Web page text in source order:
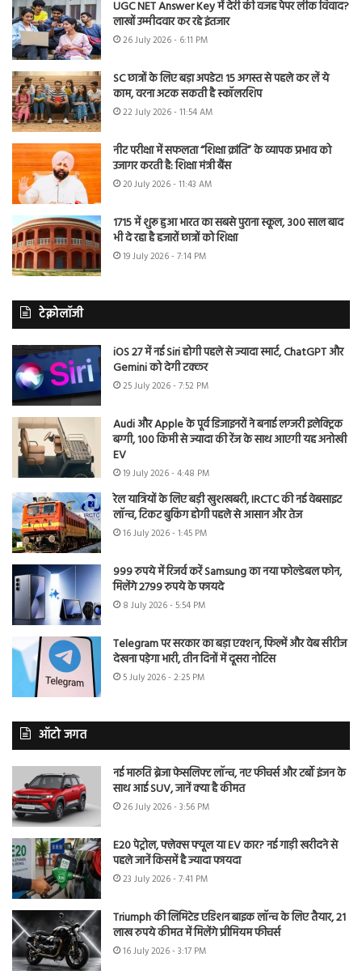
UGC NET Answer Key में देरी की वजह पेपर लीक विवाद?
लाखों उम्मीदवार कर रहे इंतजार
26 July 2026 - 6:11 PM
SC छात्रों के लिए बड़ा अपडेट! 15 अगस्त से पहले कर लें ये
काम, वरना अटक सकती है स्कॉलरशिप
22 July 2026 - 11:54 AM
नीट परीक्षा में सफलता “शिक्षा क्रांति” के व्यापक प्रभाव को
उजागर करती है: शिक्षा मंत्री बैंस
20 July 2026 - 11:43 AM
1715 में शुरू हुआ भारत का सबसे पुराना स्कूल, 300 साल बाद
भी दे रहा है हजारों छात्रों को शिक्षा
19 July 2026 - 7:14 PM
टेक्नोलॉजी
iOS 27 में नई Siri होगी पहले से ज्यादा स्मार्ट, ChatGPT और
Gemini को देगी टक्कर
25 July 2026 - 7:52 PM
Audi और Apple के पूर्व डिजाइनरों ने बनाई लग्जरी इलेक्ट्रिक
बग्गी, 100 किमी से ज्यादा की रेंज के साथ आएगी यह अनोखी
EV
19 July 2026 - 4:48 PM
रेल यात्रियों के लिए बड़ी खुशखबरी, IRCTC की नई वेबसाइट
लॉन्च, टिकट बुकिंग होगी पहले से आसान और तेज
16 July 2026 - 1:45 PM
999 रुपये में रिजर्व करें Samsung का नया फोल्डेबल फोन,
मिलेंगे 2799 रुपये के फायदे
8 July 2026 - 5:54 PM
Telegram पर सरकार का बड़ा एक्शन, फिल्में और वेब सीरीज
देखना पड़ेगा भारी, तीन दिनों में दूसरा नोटिस
5 July 2026 - 2:25 PM
ऑटो जगत
नई मारुति ब्रेजा फेसलिफ्ट लॉन्च, नए फीचर्स और टर्बो इंजन के
साथ आई SUV, जानें क्या है कीमत
26 July 2026 - 3:56 PM
E20 पेट्रोल, फ्लेक्स फ्यूल या EV कार? नई गाड़ी खरीदने से
पहले जानें किसमें है ज्यादा फायदा
23 July 2026 - 7:41 PM
Triumph की लिमिटेड एडिशन बाइक लॉन्च के लिए तैयार, 21
लाख रुपये कीमत में मिलेंगे प्रीमियम फीचर्स
16 July 2026 - 3:17 PM